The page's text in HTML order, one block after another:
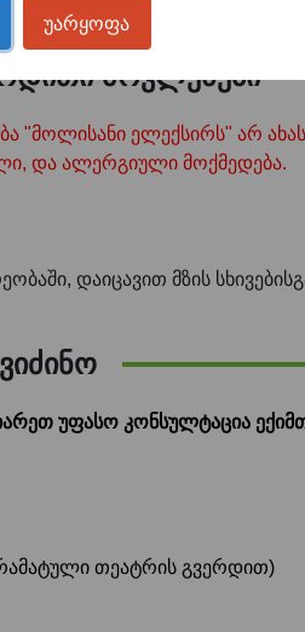
მოვლენები
ელექსირს" არ
და ალერგიული მოქმედება.
დაიცავით მზის
უფასო კონსულტაცია
თეატრის გვერდით)
უარყოფა